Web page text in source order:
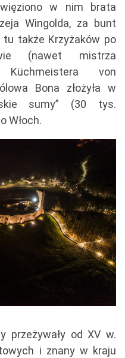
w nim brata
Wingolda, za bunt
tu także Krzyżaków po
(nawet mistrza
Küchmeistera von
Bona złożyła w
sumy” (30 tys.
Włoch.
przeżywały od XV w.
i znany w kraju